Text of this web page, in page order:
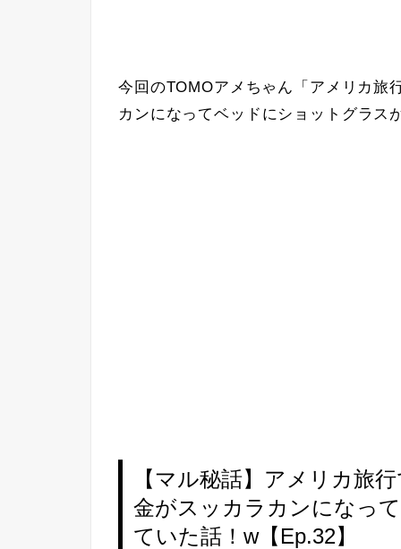
今回のTOMOアメちゃん「アメリカ旅
カンになってベッドにショットグラス
【マル秘話】アメリカ旅
金がスッカラカンになっ
ていた話！w【Ep.32】